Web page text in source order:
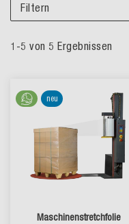
1 -5 von 5 Ergebnissen
neu
Maschinenstretchfolie
Filtern